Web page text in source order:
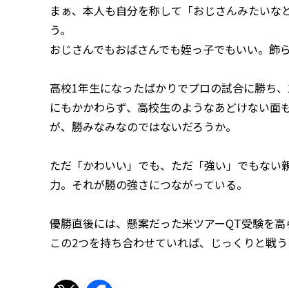
まぁ、本人も自分を称して「おじさんみたい
う。
おじさんでもおばさんでも姪っ子でもいい。飾
高校1年生になったばかりでプロの試合に勝ち
にもかかわらず、高校生のようなあどけない
が、勝みなみなのではないだろうか。
ただ「かわいい」でも、ただ「強い」でもな
力。それが勝の強さにつながっている。
優勝直後には、懸案だった米ツアーQT受験を
この2つを持ち合わせていれば、じっくりと戦